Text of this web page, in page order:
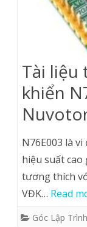
Tài liệu
khiển
N76E003 là
hiệu suất cao
tương thích
VĐK… Read
Góc Lập Trình